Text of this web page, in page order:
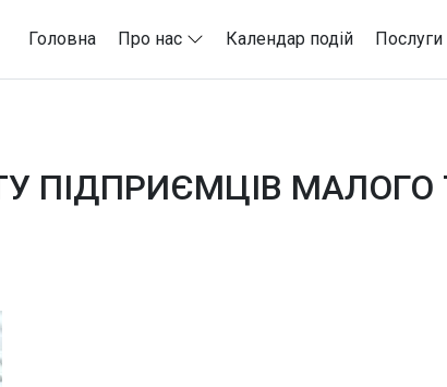
Головна Про нас Календар подій Послуги
ПІДПРИЄМЦІВ